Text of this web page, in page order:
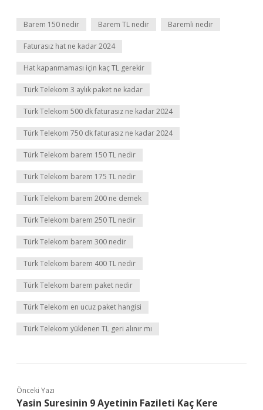
Barem 150 nedir Barem TL nedir Baremli nedir
Faturasız hat ne kadar 2024
Hat kapanmaması için kaç TL gerekir
Türk Telekom 3 aylık paket ne kadar
Türk Telekom 500 dk faturasız ne kadar 2024
Türk Telekom 750 dk faturasız ne kadar 2024
Türk Telekom barem 150 TL nedir
Türk Telekom barem 175 TL nedir
Türk Telekom barem 200 ne demek
Türk Telekom barem 250 TL nedir
Türk Telekom barem 300 nedir
Türk Telekom barem 400 TL nedir
Türk Telekom barem paket nedir
Türk Telekom en ucuz paket hangisi
Türk Telekom yüklenen TL geri alınır mı
Önceki Yazı
Yasin Suresinin 9 Ayetinin Fazileti Kaç Kere